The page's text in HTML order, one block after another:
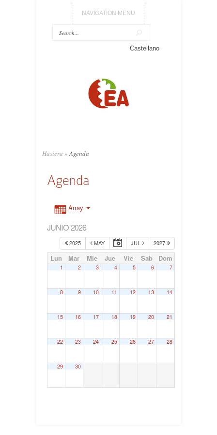
NAVIGATION MENU
Castellano
Hasiera » Agenda
Agenda
Array
JUNIO 2026
2025 MAY JUL 2027
Lun Mar Mie Jue Vie Sab Dom
1 2 3 4 5 6 7
8 9 10 11 12 13 14
15 16 17 18 19 20 21
22 23 24 25 26 27 28
29 30